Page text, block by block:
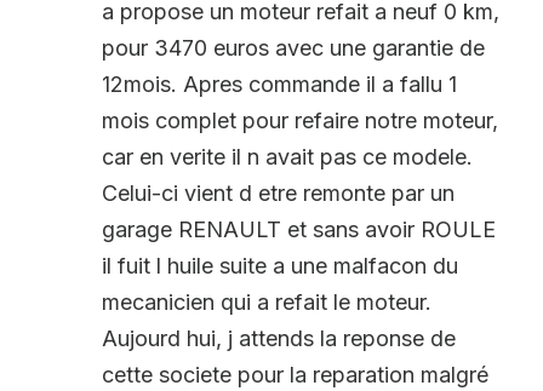
a propose un moteur refait a neuf 0 km,
pour 3470 euros avec une garantie de
12mois. Apres commande il a fallu 1
mois complet pour refaire notre moteur,
car en verite il n avait pas ce modele.
Celui-ci vient d etre remonte par un
garage RENAULT et sans avoir ROULE
il fuit l huile suite a une malfacon du
mecanicien qui a refait le moteur.
Aujourd hui, j attends la reponse de
cette societe pour la reparation malgré